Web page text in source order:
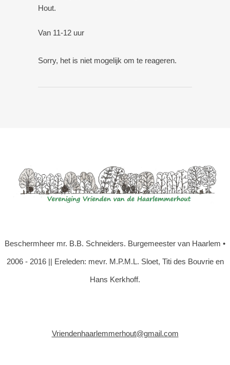
Hout.
Van 11-12 uur
Sorry, het is niet mogelijk om te reageren.
Beschermheer mr. B.B. Schneiders. Burgemeester van Haarlem •
2006 - 2016 || Ereleden: mevr. M.P.M.L. Sloet, Titi des Bouvrie en
Hans Kerkhoff.
Vriendenhaarlemmerhout@gmail.com